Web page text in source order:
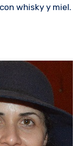
whisky y miel.